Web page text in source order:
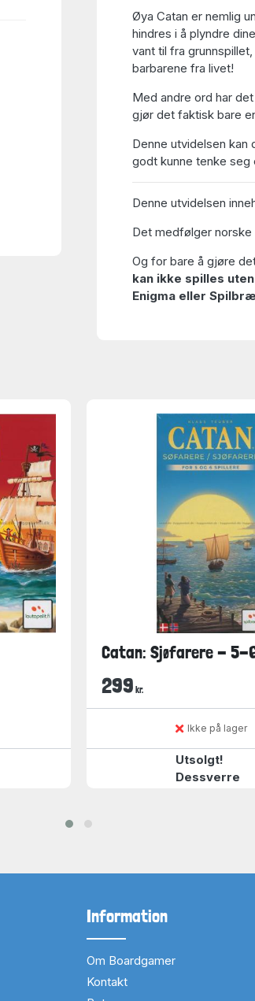
Øya Catan er nemlig
hindres i å plyndre
vant til fra
barbarene fra livet!
Med andre ord har
gjør det faktisk bare
Denne utvidelsen kan
godt kunne tenke seg
Denne utvidelsen
Det medfølger norske
Og for bare å gjøre
kan ikke spilles
Enigma eller
Catan: Sjøfarere - 5-
299 kr.
Ikke på lager
Utsolgt!
Dessverre
Information
Om Boardgamer
Kontakt